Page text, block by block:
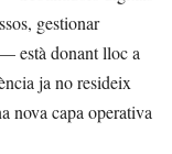
gestionar
està donant lloc a
ja no resideix
nova capa operativa